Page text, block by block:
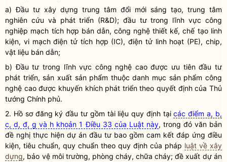
a) Đầu tư xây dựng trung tâm đổi mới sáng tạo, trung tâm
nghiên cứu và phát triển (R&D); đầu tư trong lĩnh vực công
nghiệp mạch tích hợp bán dẫn, công nghệ thiết kế, chế tạo linh
kiện, vi mạch điện tử tích hợp (IC), điện tử linh hoạt (PE), chip,
vật liệu bán dẫn;
b) Đầu tư trong lĩnh vực công nghệ cao được ưu tiên đầu tư
phát triển, sản xuất sản phẩm thuộc danh mục sản phẩm công
nghệ cao được khuyến khích phát triển theo quyết định của Thủ
tướng Chính phủ.
2. Hồ sơ đăng ký đầu tư gồm tài liệu quy định tạicác điểm a, b,
c, d, đ, g và h khoản 1 Điều 33 của Luật này, trong đó văn bản
đề nghị thực hiệndự án đầu tư bao gồm cam kết đáp ứng điều
kiện, tiêu chuẩn, quy chuẩn theo quy định của pháp luật về xây
dựng, bảo vệ môi trường, phòng cháy, chữa cháy; đề xuất dự án